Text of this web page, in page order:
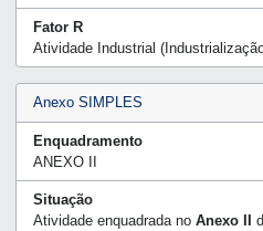
Fator R
Atividade Industrial
Anexo SIMPLES
Enquadramento
ANEXO II
Situação
Atividade enquadrada no Anexo II